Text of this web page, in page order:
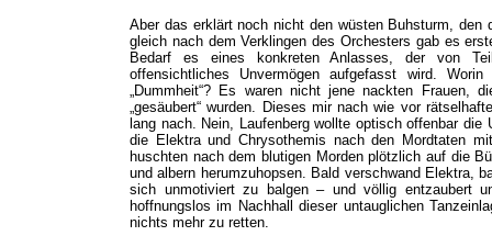
Aber das erklärt noch nicht den wüsten Buhsturm,
gleich nach dem Verklingen des Orchesters gab es
Bedarf es eines konkreten Anlasses, der von
offensichtliches Unvermögen aufgefasst wird. Worin
„Dummheit“? Es waren nicht jene nackten Frauen,
„gesäubert“ wurden. Dieses mir nach wie vor
lang nach. Nein, Laufenberg wollte optisch offenbar
die Elektra und Chrysothemis nach den Mordtaten
huschten nach dem blutigen Morden plötzlich auf die
und albern herumzuhopsen. Bald verschwand Elektra,
sich unmotiviert zu balgen – und völlig entzaubert
hoffnungslos im Nachhall dieser untauglichen
nichts mehr zu retten.